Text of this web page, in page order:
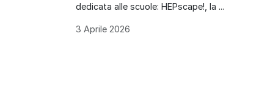
dedicata alle scuole: HEPscape!, la ...
3 Aprile 2026